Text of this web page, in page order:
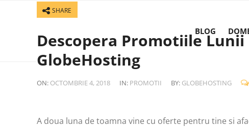
BLOG
Descopera Promotiile
GlobeHosting
ON: OCTOMBRIE 4, 2018 IN: PROMOTII BY: GLOBEHOSTING
SHARE
A doua luna de toamna vine cu oferte pentru tine si